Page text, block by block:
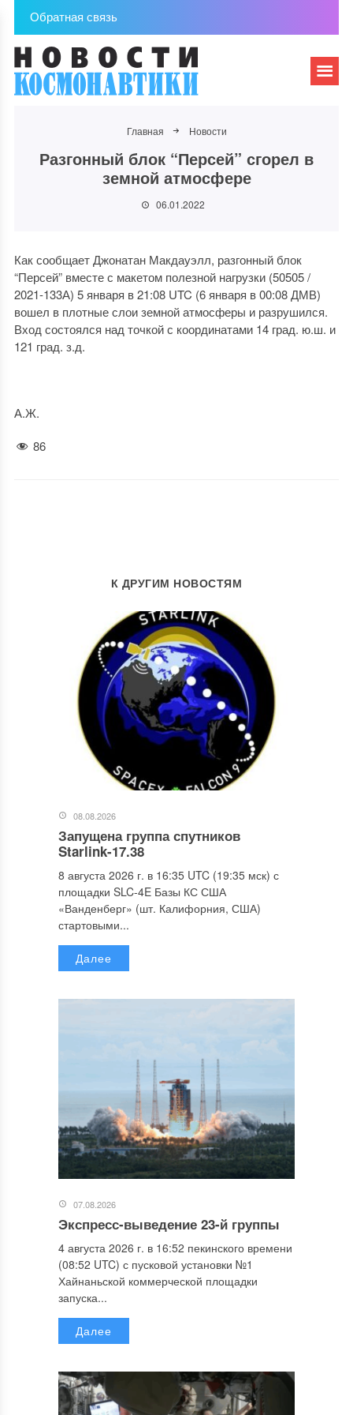
Обратная связь
Главная Новости
Разгонный блок “Персей” сгорел в
земной атмосфере
06.01.2022
Как сообщает Джонатан Макдауэлл, разгонный блок
“Персей” вместе с макетом полезной нагрузки (50505 /
2021-133А) 5 января в 21:08 UTC (6 января в 00:08 ДМВ)
вошел в плотные слои земной атмосферы и разрушился.
Вход состоялся над точкой с координатами 14 град. ю.ш. и
121 град. з.д.
А.Ж.
86
К ДРУГИМ НОВОСТЯМ
08.08.2026
Запущена группа спутников
Starlink-17.38
8 августа 2026 г. в 16:35 UTC (19:35 мск) с
площадки SLC-4E Базы КС США
«Ванденберг» (шт. Калифорния, США)
стартовыми...
Далее
07.08.2026
Экспресс-выведение 23-й группы
4 августа 2026 г. в 16:52 пекинского времени
(08:52 UTC) с пусковой установки №1
Хайнаньской коммерческой площадки
запуска...
Далее